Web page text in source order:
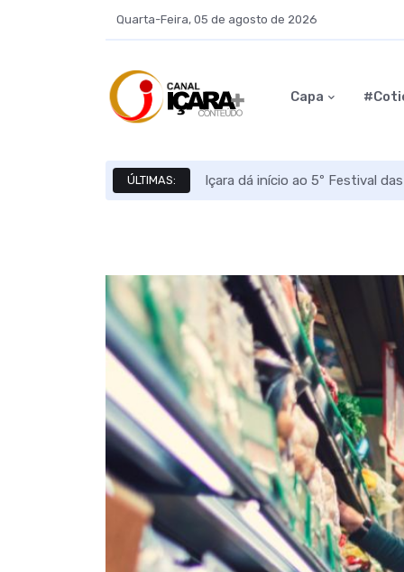
Quarta-Feira, 05 de agosto de 2026
Capa
ÚLTIMAS: Içara dá início ao 5º Festival